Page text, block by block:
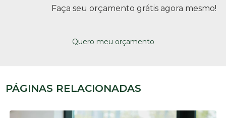
Faça seu orçamento grátis agora mesmo!
Quero meu orçamento
PÁGINAS RELACIONADAS